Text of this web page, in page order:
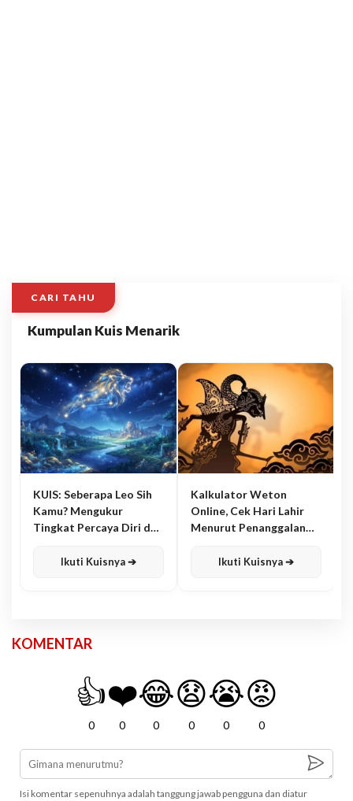
CARI TAHU
Kumpulan Kuis Menarik
KUIS: Seberapa Leo Sih
Kamu? Mengukur
Tingkat Percaya Diri dan
Ikuti Kuisnya ➔
Kalkulator Weton
Online, Cek Hari Lahir
Menurut Penanggalan
Ikuti Kuisnya ➔
KOMENTAR
👍
0
❤️
0
😂
0
😧
0
😭
0
😡
0
Isi komentar sepenuhnya adalah tanggung jawab pengguna dan diatur